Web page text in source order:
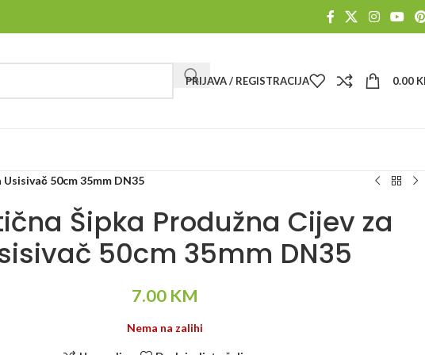
PRIJAVA / REGISTRACIJA 0.00
50cm 35mm DN35
Šipka Produžna Cijev za
50cm 35mm DN35
7.00 KM
Nema na zalihi